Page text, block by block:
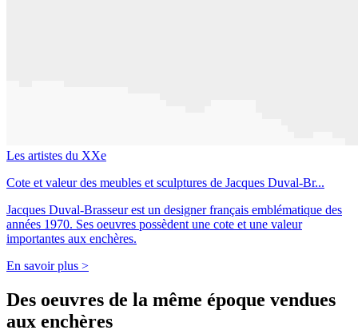
Les artistes du XXe
Cote et valeur des meubles et sculptures de Jacques Duval-Br...
Jacques Duval-Brasseur est un designer français emblématique des
années 1970. Ses oeuvres possèdent une cote et une valeur
importantes aux enchères.
En savoir plus >
Des oeuvres de la même époque vendues
aux enchères